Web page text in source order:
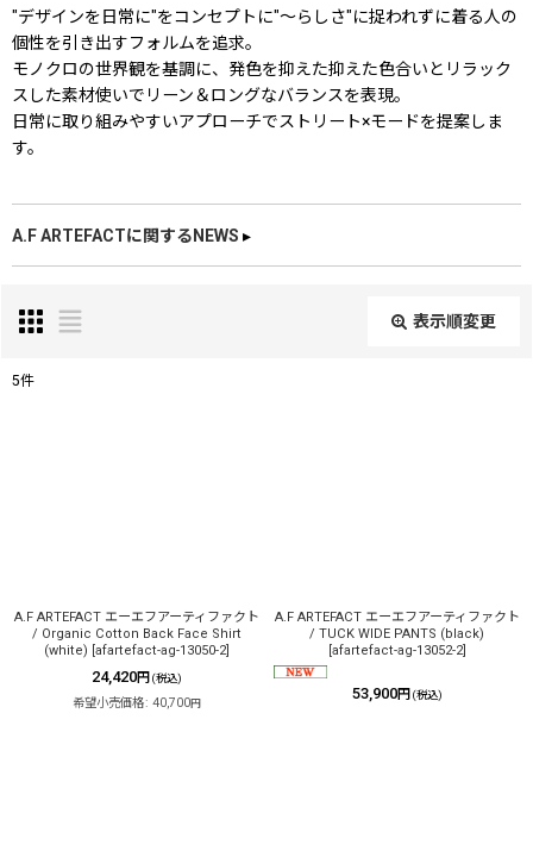
"デザインを日常に"をコンセプトに"〜らしさ"に捉われずに着る人の
個性を引き出すフォルムを追求。
モノクロの世界観を基調に、発色を抑えた抑えた色合いとリラック
スした素材使いでリーン＆ロングなバランスを表現。
日常に取り組みやすいアプローチでストリート×モードを提案しま
す。
A.F ARTEFACTに関するNEWS ▸
表示順変更
絞り込む
5件
A.F ARTEFACT エーエフアーティファクト
/ Organic Cotton Back Face Shirt
(white) afartefact-ag-13050-2]
24,420円 (税込)
希望小売価格: 40,700円
A.F ARTEFACT エーエフアーティファクト
/ TUCK WIDE PANTS (black)
afartefact-ag-13052-2]
53,900円 (税込)